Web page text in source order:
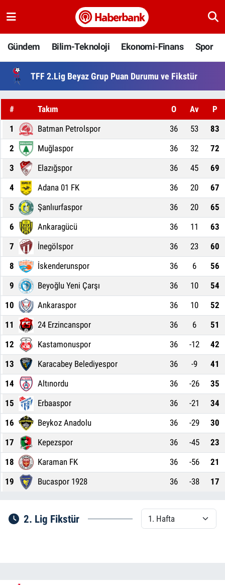
Gündem Bilim-Teknoloji Ekonomi-Finans Spor
TFF 2.Lig Beyaz Grup Puan Durumu ve Fikstür
# Takım O Av
P
1
Batman Petrolspor 36 53
83
2
Muğlaspor 36 32
72
3
Elazığspor 36 45
69
4
Adana 01 FK 36 20
67
5
Şanlıurfaspor 36 20
65
6
Ankaragücü 36 11
63
7
İnegölspor 36 23
60
8
İskenderunspor 36 6
56
9
Beyoğlu Yeni Çarşı 36 10
54
10
Ankaraspor 36 10
52
11
24 Erzincanspor 36 6
51
12
Kastamonuspor 36 -12
42
13
Karacabey Belediyespor 36 -9
41
14
Altınordu 36 -26
35
15
Erbaaspor 36 -21
34
16
Beykoz Anadolu 36 -29
30
17
Kepezspor 36 -45
23
18
Karaman FK 36 -56
21
19
Bucaspor 1928 36 -38 17
2. Lig Fikstür
Bilim-Teknoloji
Ekonomi-Finans
Spor
Yaşam
Ankara
Resmi İlanlar
Hava Durumu
Namaz Vakitleri
Trafik Durumu
Süper Lig Puan Durumu ve Fikstür
Tüm Manşetler
Son Dakika Haberleri
Haber Arşivi